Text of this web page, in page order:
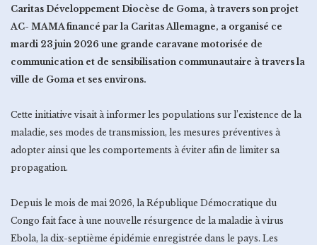
Caritas Développement Diocèse de Goma, à travers son projet
AC- MAMA financé par la Caritas Allemagne, a organisé ce
mardi 23 juin 2026 une grande caravane motorisée de
communication et de sensibilisation communautaire à travers la
ville de Goma et ses environs.
Cette initiative visait à informer les populations sur l’existence de la
maladie, ses modes de transmission, les mesures préventives à
adopter ainsi que les comportements à éviter afin de limiter sa
propagation.
Depuis le mois de mai 2026, la République Démocratique du
Congo fait face à une nouvelle résurgence de la maladie à virus
Ebola, la dix-septième épidémie enregistrée dans le pays. Les